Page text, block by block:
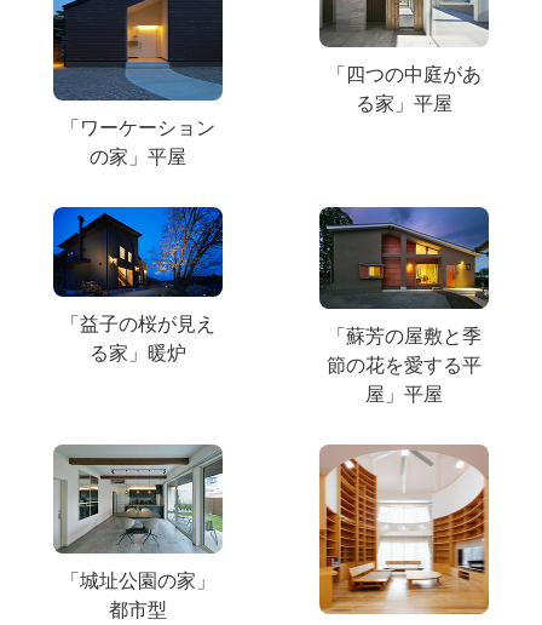
「ワーケーション
の家」平屋
「四つの中庭があ
る家」平屋
「益子の桜が見え
る家」暖炉
「蘇芳の屋敷と季
節の花を愛する平
屋」平屋
「城址公園の家」
都市型